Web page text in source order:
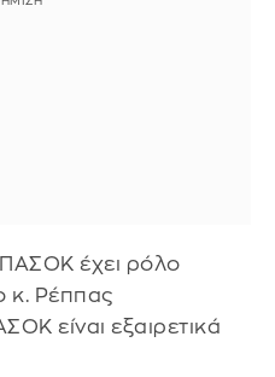
έχει ρόλο
κ. Ρέππας
είναι εξαιρετικά